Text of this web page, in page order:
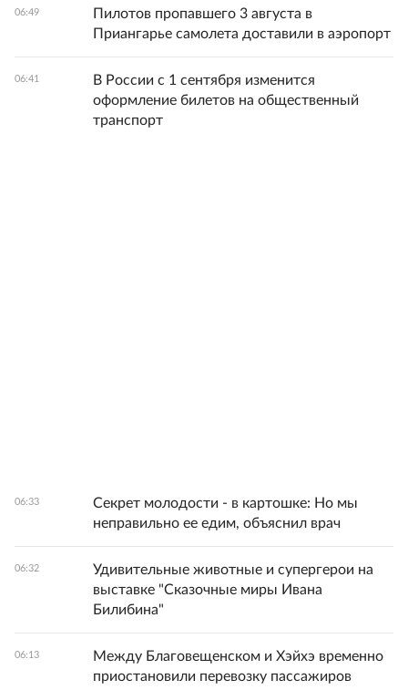
06:49
Пилотов пропавшего 3 августа в
Приангарье самолета доставили в аэропорт
06:41
В России с 1 сентября изменится
оформление билетов на общественный
транспорт
06:33
Секрет молодости - в картошке: Но мы
неправильно ее едим, объяснил врач
06:32
Удивительные животные и супергерои на
выставке "Сказочные миры Ивана
Билибина"
06:13
Между Благовещенском и Хэйхэ временно
приостановили перевозку пассажиров